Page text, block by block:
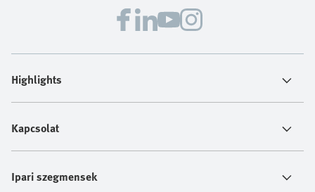
Highlights
Kapcsolat
Ipari szegmensek